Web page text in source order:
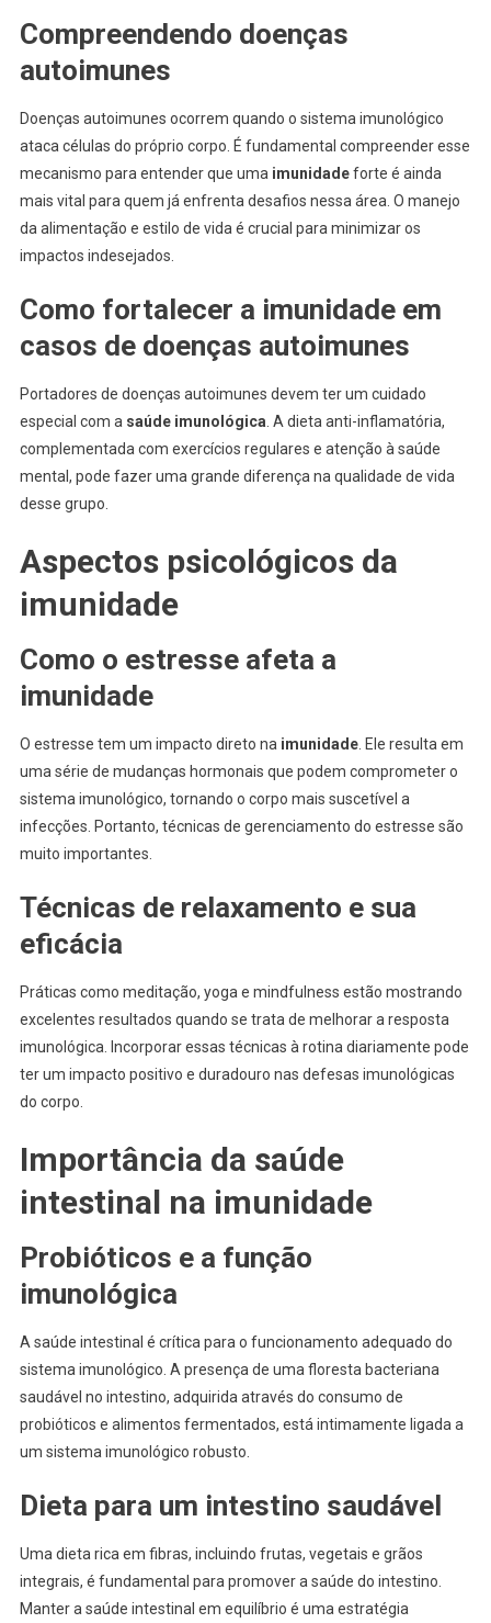
Compreendendo doenças
autoimunes
Doenças autoimunes ocorrem quando o sistema imunológico
ataca células do próprio corpo. É fundamental compreender esse
mecanismo para entender que uma imunidadeforte é ainda
mais vital para quem já enfrenta desafios nessa área. O manejo
da alimentação e estilo de vida é crucial para minimizar os
impactos indesejados.
Como fortalecer a imunidade em
casos de doenças autoimunes
Portadores de doenças autoimunes devem ter um cuidado
especial com a saúde imunológica . A dieta anti-inflamatória,
complementada com exercícios regulares e atenção à saúde
mental, pode fazer uma grande diferença na qualidade de vida
desse grupo.
Aspectos psicológicos da
imunidade
Como o estresse afeta a
imunidade
O estresse tem um impacto direto na imunidade. Ele resulta em
uma série de mudanças hormonais que podem comprometer o
sistema imunológico, tornando o corpo mais suscetível a
infecções. Portanto, técnicas de gerenciamento do estresse são
muito importantes.
Técnicas de relaxamento e sua
eficácia
Práticas como meditação, yoga e mindfulness estão mostrando
excelentes resultados quando se trata de melhorar a resposta
imunológica. Incorporar essas técnicas à rotina diariamente pode
ter um impacto positivo e duradouro nas defesas imunológicas
do corpo.
Importância da saúde
intestinal na imunidade
Probióticos e a função
imunológica
A saúde intestinal é crítica para o funcionamento adequado do
sistema imunológico. A presença de uma floresta bacteriana
saudável no intestino, adquirida através do consumo de
probióticos e alimentos fermentados, está intimamente ligada a
um sistema imunológico robusto.
Dieta para um intestino saudável
Uma dieta rica em fibras, incluindo frutas, vegetais e grãos
integrais, é fundamental para promover a saúde do intestino.
Manter a saúde intestinal em equilíbrio é uma estratégia